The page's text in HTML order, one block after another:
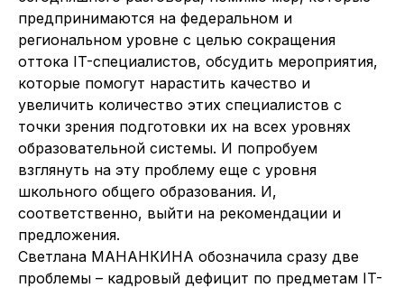
предпринимаются на федеральном и
региональном уровне с целью сокращения
оттока IT-специалистов, обсудить мероприятия,
которые помогут нарастить качество и
увеличить количество этих специалистов с
точки зрения подготовки их на всех уровнях
образовательной системы. И попробуем
взглянуть на эту проблему еще с уровня
школьного общего образования. И,
соответственно, выйти на рекомендации и
предложения.
Светлана МАНАНКИНА обозначила сразу две
проблемы – кадровый дефицит по предметам IT-